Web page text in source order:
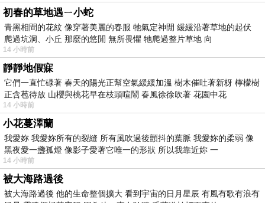
初春的草地遇ㄧ小蛇
青黑相間的花紋 像穿著美麗的春服 牠氣定神閒 緩緩沿著草地的起伏
爬過坑洞、小丘 那麼的悠閒 無所畏懼 牠爬過整片草地 向
14 小時前
靜靜地假寐
它們一直忙碌著 春天的陽光正幫空氣緩緩加溫 樹木催吐著新枒 檸檬樹
正含苞待放 山櫻與桃花早在枝頭喧鬧 春風徐徐吹著 花園中花
14 小時前
小花蔓澤蘭
我愛妳 我愛妳所有的裂縫 所有風吹過後顫抖的葉脈 我愛妳的柔弱 像
黑夜愛一盞孤燈 像影子愛著它唯一的形狀 所以我靠近妳 一
14 小時前
被大海路過後
被大海路過後 他的生命整個擴大 看到宇宙的日月星辰 有風有歌有浪有